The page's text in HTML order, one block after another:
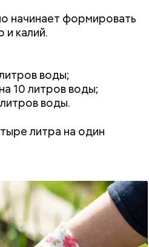
начинает формировать
калий.
воды;
10 литров воды;
воды.
литра на один
энергию. Но важно
увлекаться, так же как и
Как узнать, снесут ли дом по
реновации в Москве: где
искать информацию и сроки